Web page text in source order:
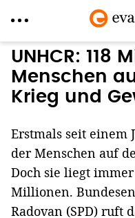
Direkt
zum
Inhalt
UNHCR: 118
Menschen
Krieg und
Erstmals seit einem
der Menschen auf
Doch sie liegt
Millionen.
Radovan (SPD) ruft